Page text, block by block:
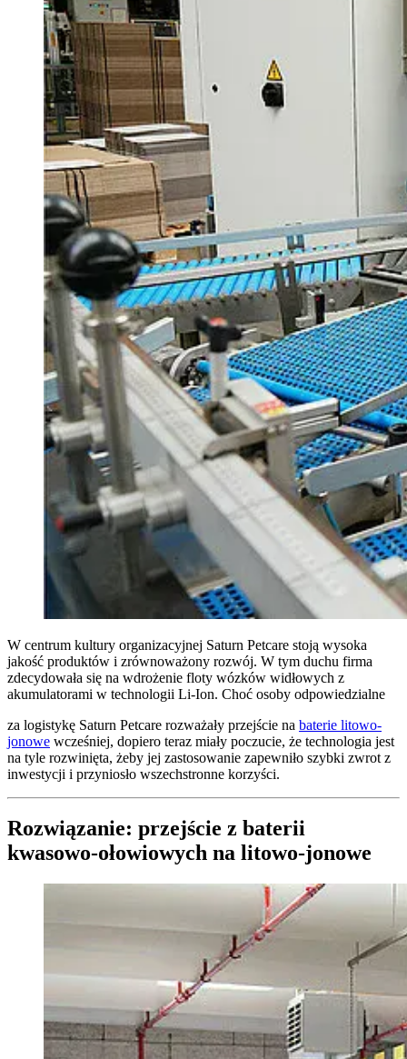
W centrum kultury organizacyjnej Saturn Petcare stoją wysoka
jakość produktów i zrównoważony rozwój. W tym duchu firma
zdecydowała się na wdrożenie floty wózków widłowych z
akumulatorami w technologii Li-Ion. Choć osoby odpowiedzialne
za logistykę Saturn Petcare rozważały przejście na baterie litowo-
jonowe wcześniej, dopiero teraz miały poczucie, że technologia jest
na tyle rozwinięta, żeby jej zastosowanie zapewniło szybki zwrot z
inwestycji i przyniosło wszechstronne korzyści.
Rozwiązanie: przejście z baterii
kwasowo-ołowiowych na litowo-jonowe